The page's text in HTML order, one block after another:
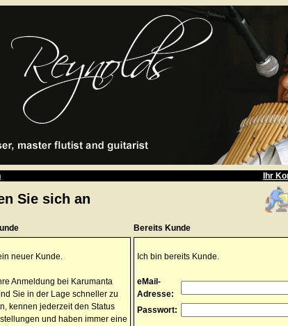
Ihr
Sie sich an
Bereits Kunde
neuer Kunde.
Anmeldung bei Karumanta
Sie in der Lage schneller zu
kennen jederzeit den Status
und haben immer eine
Ich bin bereits Kunde.
eMail-
Adresse:
Passwort: